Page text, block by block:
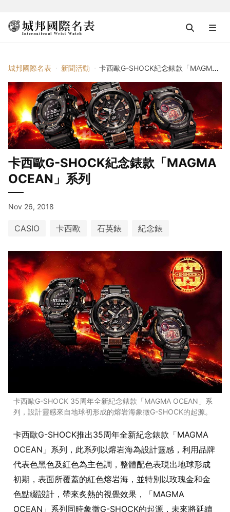
城邦國際名表 新聞活動 卡西歐G-SHOCK紀念錶款「MAGMA OCEAN」系列
卡西歐G-SHOCK紀念錶款「MAGMA
OCEAN」系列
Nov 26, 2018
CASIO 卡西歐 石英錶 紀念錶
卡西歐G-SHOCK 35周年全新紀念錶款「MAGMA OCEAN」系
列，設計靈感來自地球初形成的熔岩海象徵G-SHOCK的起源。
卡西歐G-SHOCK推出35周年全新紀念錶款「MAGMA
OCEAN」系列，此系列以熔岩海為設計靈感，利用品牌
代表色黑色及紅色為主色調，整體配色表現出地球形成
初期，表面所覆蓋的紅色熔岩海，並特別以玫瑰金和金
色點綴設計，帶來炙熱的視覺效果，「MAGMA
OCEAN」系列同時象徵G-SHOCK的起源，未來將延續